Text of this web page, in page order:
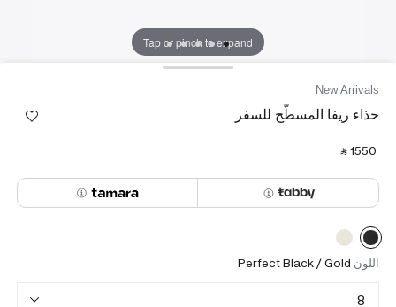
Tap or pinch to expand
New Arrivals
حذاء ريفا المسطّح للسفر
‎ ⃁ ⁦1550⁩ ‎
اللون Perfect Black / Gold
8